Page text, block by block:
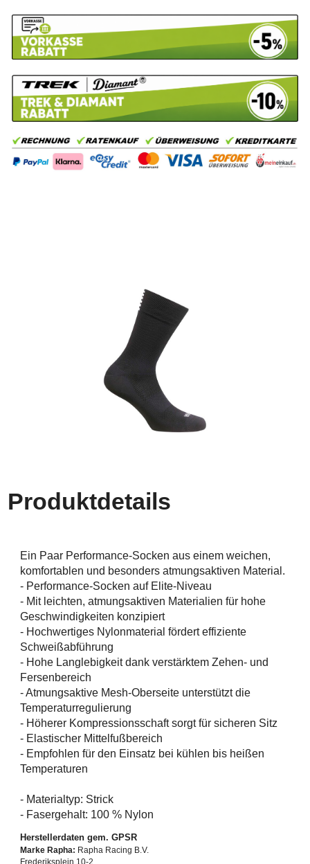
Produktdetails
Ein Paar Performance-Socken aus einem weichen,
komfortablen und besonders atmungsaktiven Material.
- Performance-Socken auf Elite-Niveau
- Mit leichten, atmungsaktiven Materialien für hohe
Geschwindigkeiten konzipiert
- Hochwertiges Nylonmaterial fördert effiziente
Schweißabführung
- Hohe Langlebigkeit dank verstärktem Zehen- und
Fersenbereich
- Atmungsaktive Mesh-Oberseite unterstützt die
Temperaturregulierung
- Höherer Kompressionsschaft sorgt für sicheren Sitz
- Elastischer Mittelfußbereich
- Empfohlen für den Einsatz bei kühlen bis heißen
Temperaturen
- Materialtyp: Strick
- Fasergehalt: 100 % Nylon
Herstellerdaten gem. GPSR
Marke Rapha: Rapha Racing B.V.
Frederiksplein 10-2